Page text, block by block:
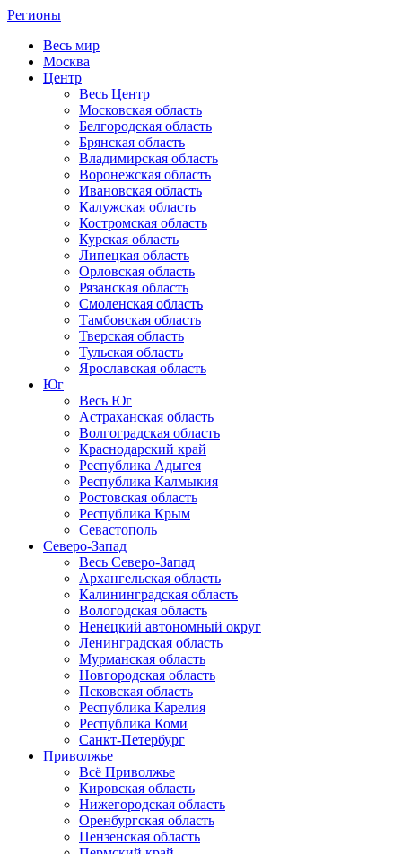
Регионы
Весь мир
Москва
Центр
Весь Центр
Московская область
Белгородская область
Брянская область
Владимирская область
Воронежская область
Ивановская область
Калужская область
Костромская область
Курская область
Липецкая область
Орловская область
Рязанская область
Смоленская область
Тамбовская область
Тверская область
Тульская область
Ярославская область
Юг
Весь Юг
Астраханская область
Волгоградская область
Краснодарский край
Республика Адыгея
Республика Калмыкия
Ростовская область
Республика Крым
Севастополь
Северо-Запад
Весь Северо-Запад
Архангельская область
Калининградская область
Вологодская область
Ненецкий автономный округ
Ленинградская область
Мурманская область
Новгородская область
Псковская область
Республика Карелия
Республика Коми
Санкт-Петербург
Приволжье
Всё Приволжье
Кировская область
Нижегородская область
Оренбургская область
Пензенская область